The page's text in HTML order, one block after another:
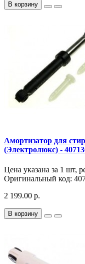
В корзину
Амортизатор для
(Электролюкс) -
Цена указана за 1 шт,
Оригинальный код:
2 199.00 р.
В корзину